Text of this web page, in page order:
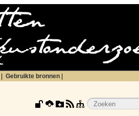
Gebruikte bronnen